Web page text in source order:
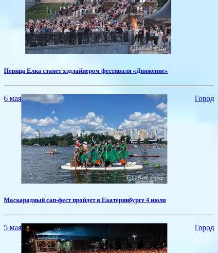
​Певица Елка станет хэдлайнером фестиваля «Движение»
6 мая Город
​Маскарадный сап-фест пройдет в Екатеринбурге 4 июля
5 мая Город